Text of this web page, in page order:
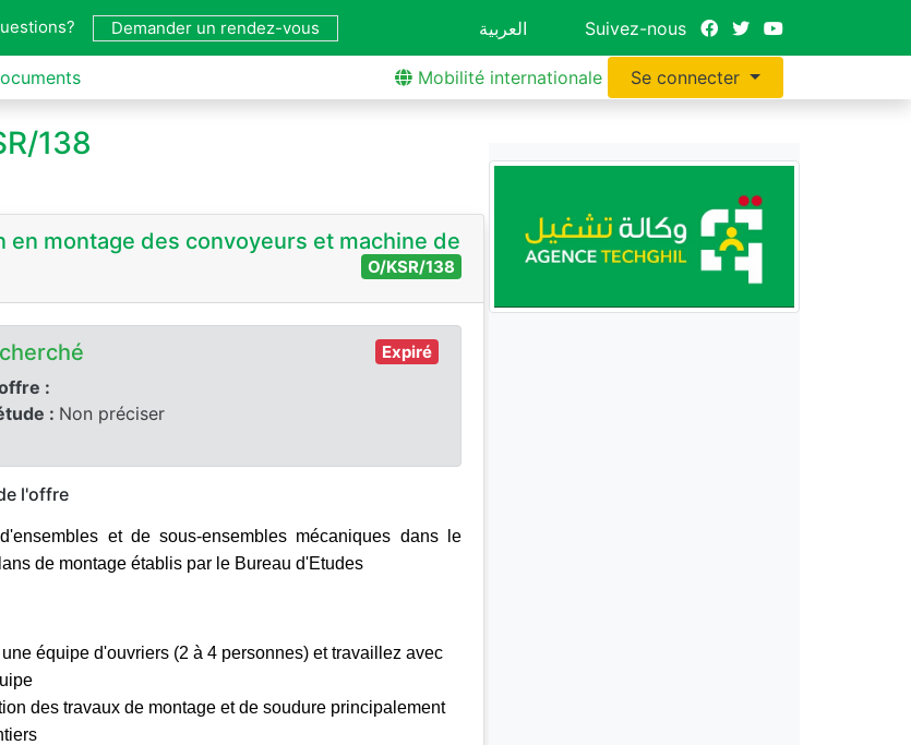
Demander un rendez-vous العربية Suivez-nous
Mobilité internationale Se connecter
138
en montage des convoyeurs et machine de
O/KSR/138
Expiré
:
: Non préciser
l'offre
et de sous-ensembles mécaniques dans le
de montage établis par le Bureau d'Etudes
équipe d'ouvriers (2 à 4 personnes) et travaillez avec
des travaux de montage et de soudure principalement